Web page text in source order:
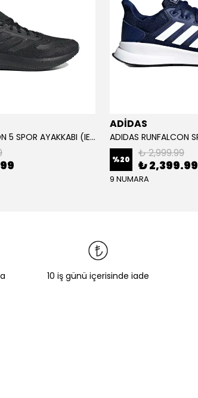
ADIDAS RUNFALCON 5 SPOR AYAKKABI (IE8812)
ADİDAS
%20 ₺ 2,999.99
₺ 2,399.99
9 NUMARA
10 iş günü içerisinde iade